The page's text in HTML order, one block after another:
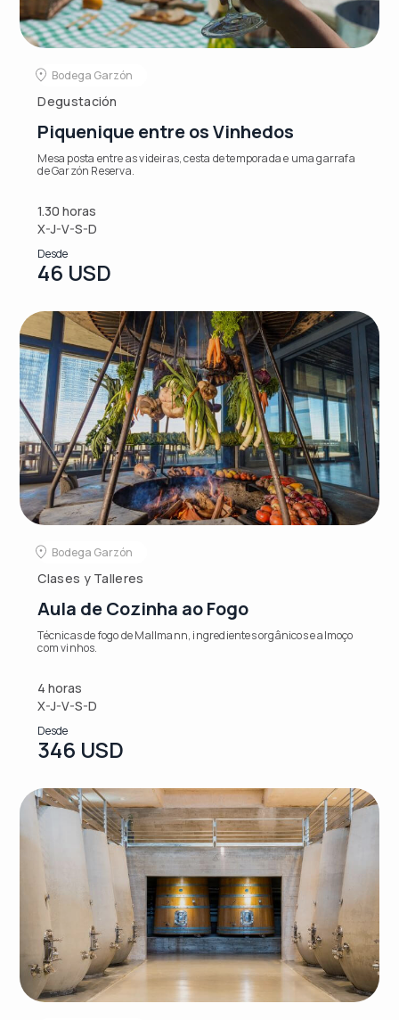
Bodega Garzón
Degustación
Piquenique entre os Vinhedos
Mesa posta entre as videiras, cesta de temporada e uma garrafa
de Garzón Reserva.
1.30 horas
X-J-V-S-D
Desde
46 USD
Bodega Garzón
Clases y Talleres
Aula de Cozinha ao Fogo
Técnicas de fogo de Mallmann, ingredientes orgânicos e almoço
com vinhos.
4 horas
X-J-V-S-D
Desde
346 USD